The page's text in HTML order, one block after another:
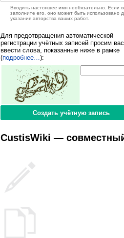
Вводить настоящее имя необязательно. Если
заполните его, оно может быть использовано
указания авторства ваших работ.
Для предотвращения автоматической
регистрации учётных записей просим вас
ввести слова, показанные ниже в рамке
(подробнее… ):
CustisWiki —